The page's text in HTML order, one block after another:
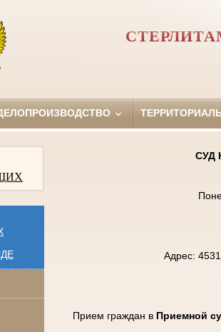
СУД
Адрес:
Прием граждан в Приемной